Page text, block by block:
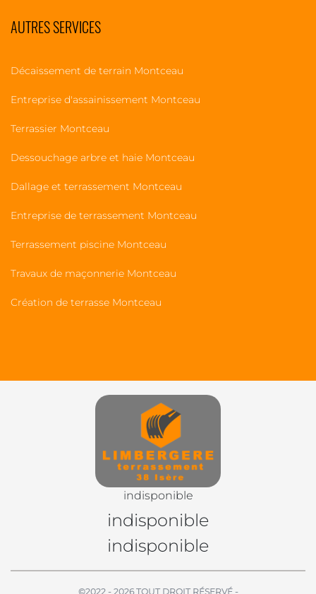
AUTRES SERVICES
Décaissement de terrain Montceau
Entreprise d'assainissement Montceau
Terrassier Montceau
Dessouchage arbre et haie Montceau
Dallage et terrassement Montceau
Entreprise de terrassement Montceau
Terrassement piscine Montceau
Travaux de maçonnerie Montceau
Création de terrasse Montceau
indisponible
indisponible
indisponible
©2022 - 2026 TOUT DROIT RÉSERVÉ -